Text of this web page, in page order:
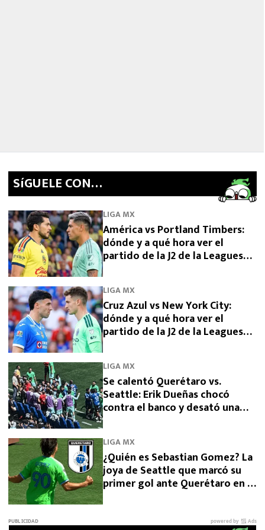
SíGUELE CON…
LIGA MX
América vs Portland Timbers:
dónde y a qué hora ver el
partido de la J2 de la Leagues
LIGA MX
Cruz Azul vs New York City:
dónde y a qué hora ver el
partido de la J2 de la Leagues
LIGA MX
Se calentó Querétaro vs.
Seattle: Erik Dueñas chocó
contra el banco y desató una
LIGA MX
¿Quién es Sebastian Gomez? La
joya de Seattle que marcó su
primer gol ante Querétaro en la